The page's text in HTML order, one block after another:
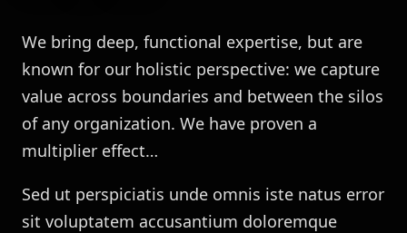
We bring deep, functional expertise, but are
known for our holistic perspective: we capture
value across boundaries and between the silos
of any organization. We have proven a
multiplier effect…
Sed ut perspiciatis unde omnis iste natus error
sit voluptatem accusantium doloremque